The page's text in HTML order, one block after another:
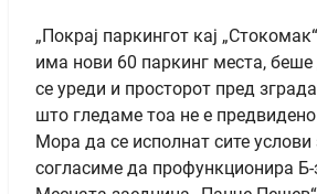
„Покрај паркингот кај
има нови 60 паркинг места,
се уреди и просторот пред
што гледаме тоа не е
Мора да се исполнат сите услови
согласиме да профункционира Б-